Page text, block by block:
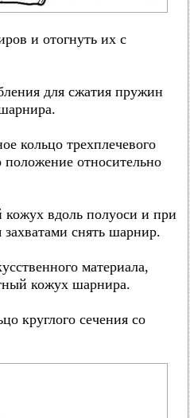
и отогнуть их с
для сжатия пружин
кольцо трехплечевого
относительно
вдоль полуоси и при
снять шарнир.
материала,
кожух шарнира.
круглого сечения со